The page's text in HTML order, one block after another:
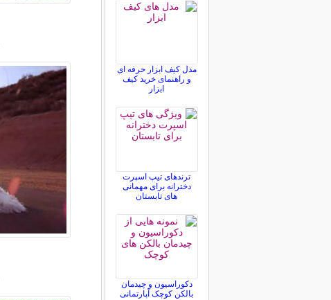
مدل کیف ابزار حرفه ای
و راهنمای خرید کیف
ابزار
ترندهای تیپ اسپرت
دخترانه برای مهمانی
های تابستان
دکوراسیون و چیدمان
بالکن کوچک آپارتمانی